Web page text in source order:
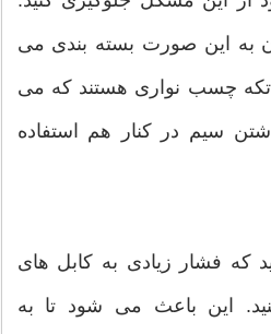
به این صورت بسته بندی می
چسب نواری هستند که می
سیم در کنار هم استفاده
که فشار زیادی به کابل های
این باعث می شود تا به